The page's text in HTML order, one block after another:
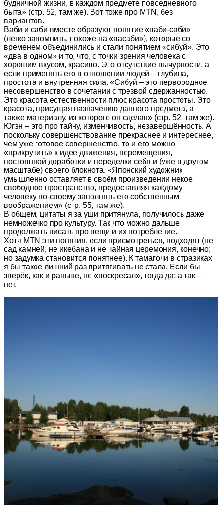
будничной жизни, в каждом предмете повседневного
быта» (стр. 52, там же). Вот тоже про MTN, без
вариантов.
Ваби и саби вместе образуют понятие «ваби-саби»
(легко запомнить, похоже на «васаби»), которые со
временем объединились и стали понятием «сибуй». Это
«два в одном» и то, что, с точки зрения человека с
хорошим вкусом, красиво. Это отсутствие вычурности, а
если применять его в отношении людей – глубина,
простота и внутренняя сила. «Сибуй – это первородное
несовершенство в сочетании с трезвой сдержанностью.
Это красота естественности плюс красота простоты. Это
красота, присущая назначению данного предмета, а
также материалу, из которого он сделан» (стр. 52, там же).
Югэн – это про тайну, изменчивость, незавершённость. А
поскольку совершенствование прекраснее и интереснее,
чем уже готовое совершенство, то и его можно
«прикрутить» к идее движения, перемещения,
постоянной доработки и переделки себя и (уже в другом
масштабе) своего блокнота. «Японский художник
умышленно оставляет в своём произведении некое
свободное пространство, предоставляя каждому
человеку по-своему заполнять его собственным
воображением» (стр. 55, там же).
В общем, цитаты я за уши притянула, получилось даже
немножечко про культуру. Так что можно дальше
продолжать писать про вещи и их потребление.
Хотя MTN эти понятия, если присмотреться, подходят (не
сад камней, не икебана и не чайная церемония, конечно;
но задумка становится понятнее). К тамагочи в стразиках
я бы такое лишний раз притягивать не стала. Если бы
зверёк, как и раньше, не «воскресал», тогда да; а так –
нет.